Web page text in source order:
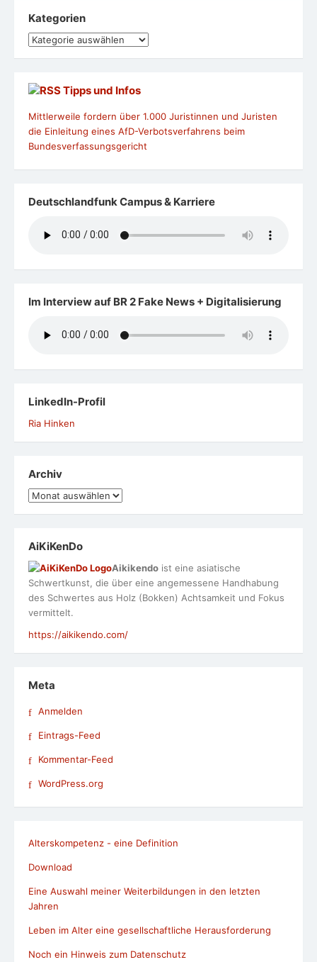
Kategorien
Kategorien
Tipps und Infos
Mittlerweile fordern über 1.000 Juristinnen und Juristen
die Einleitung eines AfD-Verbotsverfahrens beim
Bundesverfassungsgericht
Deutschlandfunk Campus & Karriere
Im Interview auf BR 2 Fake News + Digitalisierung
LinkedIn-Profil
Ria Hinken
Archiv
Archiv
AiKiKenDo
Aikikendo ist eine asiatische
Schwertkunst, die über eine angemessene Handhabung
des Schwertes aus Holz (Bokken) Achtsamkeit und Fokus
vermittelt.
https://aikikendo.com/
Meta
Anmelden
Eintrags-Feed
Kommentar-Feed
WordPress.org
Alterskompetenz - eine Definition
Download
Eine Auswahl meiner Weiterbildungen in den letzten
Jahren
Leben im Alter eine gesellschaftliche Herausforderung
Noch ein Hinweis zum Datenschutz